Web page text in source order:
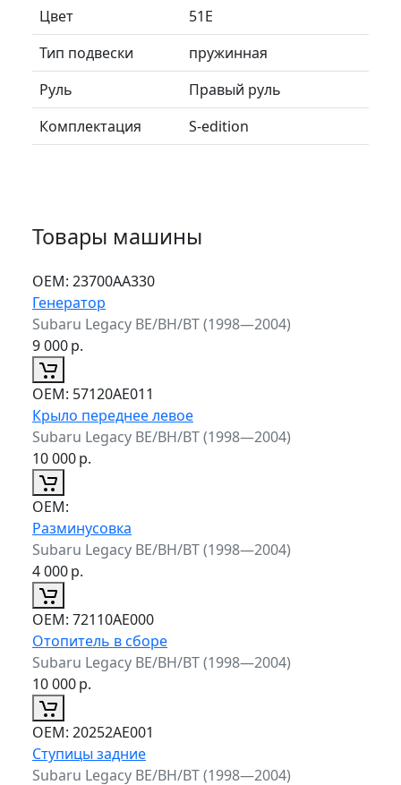
Цвет
51E
Тип подвески
пружинная
Руль
Правый руль
Комплектация
S-edition
Товары машины
ОЕМ: 23700AA330
Генератор
Subaru Legacy BE/BH/BT (1998—2004)
9 000р.
ОЕМ: 57120AE011
Крыло переднее левое
Subaru Legacy BE/BH/BT (1998—2004)
10 000р.
ОЕМ:
Разминусовка
Subaru Legacy BE/BH/BT (1998—2004)
4 000р.
ОЕМ: 72110AE000
Отопитель в сборе
Subaru Legacy BE/BH/BT (1998—2004)
10 000р.
ОЕМ: 20252AE001
Ступицы задние
Subaru Legacy BE/BH/BT (1998—2004)